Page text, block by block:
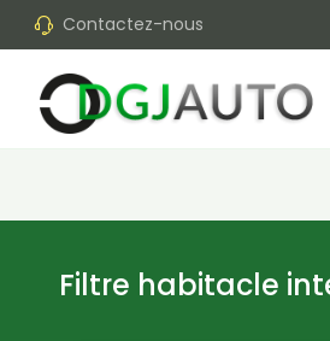
Contactez-nous
Filtre habitacle